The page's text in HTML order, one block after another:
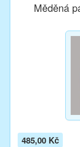
Měděná
485,00 Kč